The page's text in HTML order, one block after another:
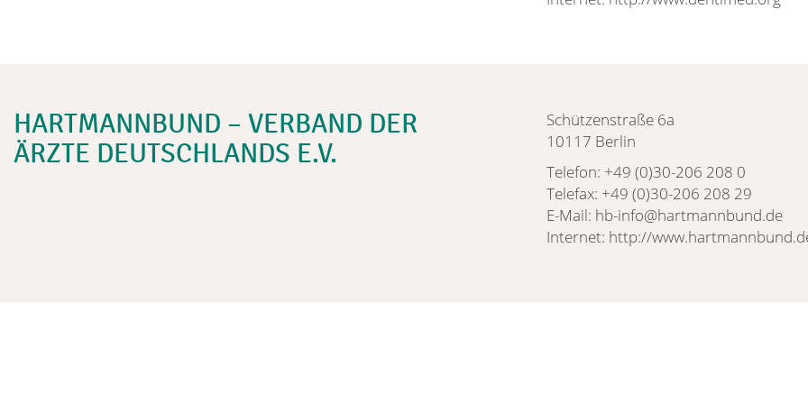
HARTMANNBUND – VERBAND DER
ÄRZTE DEUTSCHLANDS E.V.
Schützenstraße 6a
10117 Berlin
Telefon: +49 (0)30-206 208 0
Telefax: +49 (0)30-206 208 29
E-Mail: hb-info@hartmannbund.de
Internet: http://